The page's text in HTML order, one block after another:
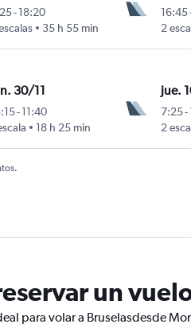
-18:20
35 h 55 min
16:45
2
30/11
-11:40
18 h 25 min
jue.
7:25-
2
un
para volar a Bruselasdesde